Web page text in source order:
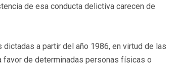
de esa conducta delictiva carecen de
a partir del año 1986, en virtud de las
favor de determinadas personas físicas o